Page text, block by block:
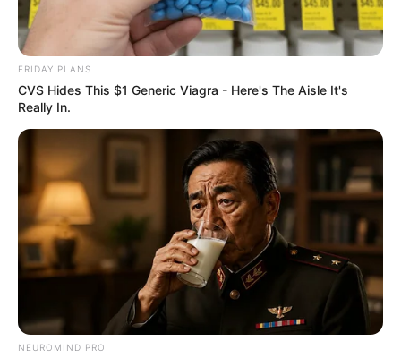
FRIDAY PLANS
CVS Hides This $1 Generic Viagra - Here's The Aisle It's
Really In.
NEUROMIND PRO